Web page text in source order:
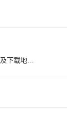
多少呢？